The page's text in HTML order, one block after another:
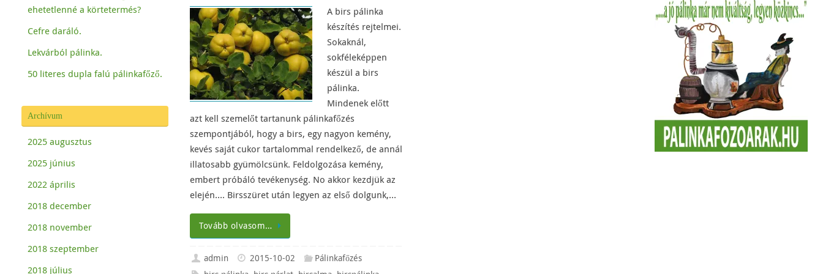
A birs pálinka
készítés rejtelmei.
Sokaknál,
sokféleképpen
készül a birs
pálinka.
Mindenek előtt
azt kell szemelőt tartanunk pálinkafőzés
szempontjából, hogy a birs, egy nagyon kemény,
kevés saját cukor tartalommal rendelkező, de annál
illatosabb gyümölcsünk. Feldolgozása kemény,
embert próbáló tevékenység. No akkor kezdjük az
elején…. Birsszüret után legyen az első dolgunk,…
Tovább olvasom…
admin 2015-10-02
Pálinkafőzés
ehetetlenné a körtetermés?
Cefre daráló.
Lekvárból pálinka.
50 literes dupla falú pálinkafőző.
Archívum
2025 augusztus
2025 június
2022 április
2018 december
2018 november
2018 szeptember
2018 július